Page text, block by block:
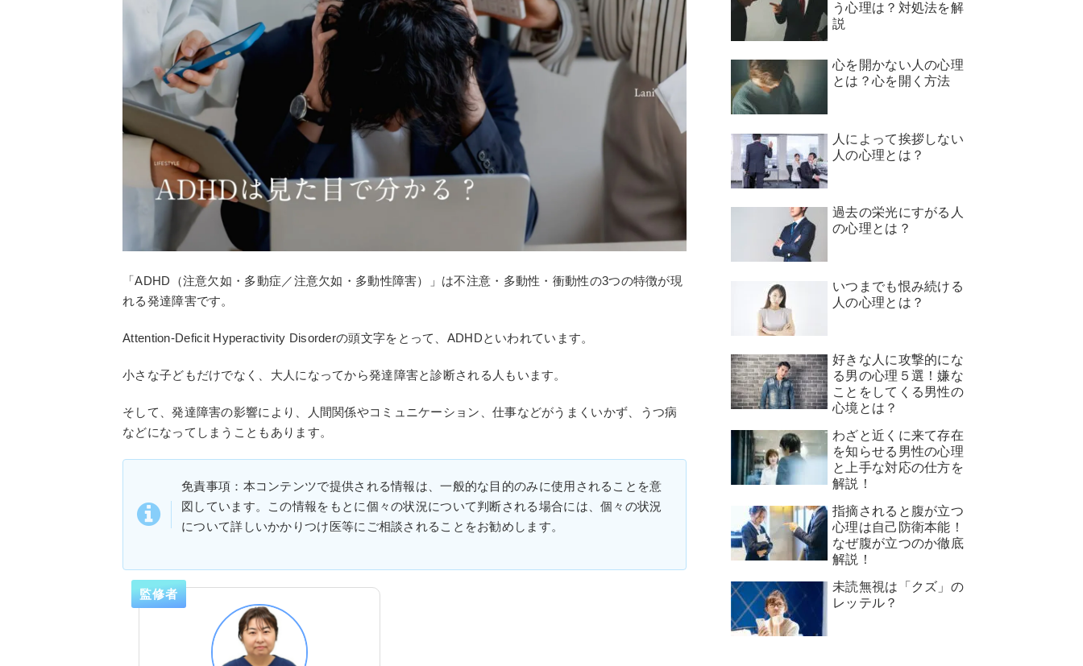
「ADHD（注意欠如・多動症／注意欠如・多動性障害）」は不注意・多動性・衝動性の3つの特徴が現
れる発達障害です。
Attention-Deficit Hyperactivity Disorderの頭文字をとって、ADHDといわれています。
小さな子どもだけでなく、大人になってから発達障害と診断される人もいます。
そして、発達障害の影響により、人間関係やコミュニケーション、仕事などがうまくいかず、うつ病
などになってしまうこともあります。
免責事項：本コンテンツで提供される情報は、一般的な目的のみに使用されることを意
図しています。この情報をもとに個々の状況について判断される場合には、個々の状況
について詳しいかかりつけ医等にご相談されることをお勧めします。
監修者
う心理は？対処法を解
説
心を開かない人の心理
とは？心を開く方法
人によって挨拶しない
人の心理とは？
過去の栄光にすがる人
の心理とは？
いつまでも恨み続ける
人の心理とは？
好きな人に攻撃的にな
る男の心理５選！嫌な
ことをしてくる男性の
心境とは？
わざと近くに来て存在
を知らせる男性の心理
と上手な対応の仕方を
解説！
指摘されると腹が立つ
心理は自己防衛本能！
なぜ腹が立つのか徹底
解説！
未読無視は「クズ」の
レッテル？